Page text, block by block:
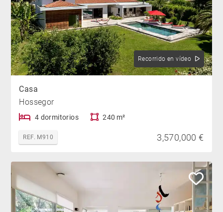
Recorrido en vídeo
Casa
Hossegor
4 dormitorios 240 m²
REF. M910 3,570,000 €